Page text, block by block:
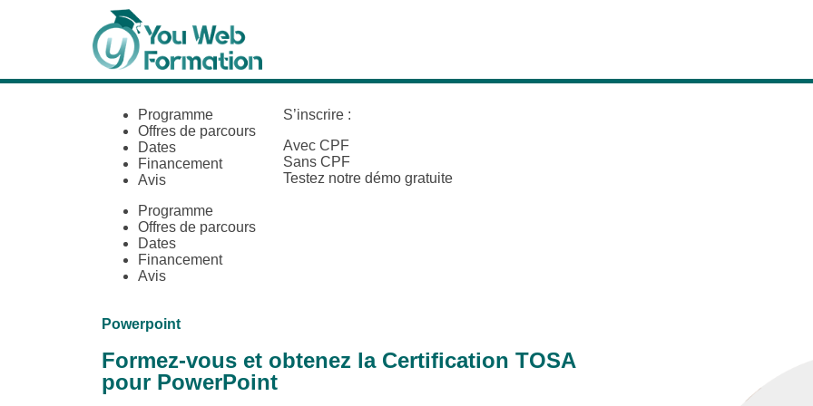
Programme
Offres de parcours
Dates
Financement
Avis
Programme
Offres de parcours
Dates
Financement
Avis
S’inscrire :
Avec CPF
Sans CPF
Testez notre démo gratuite
Powerpoint
Formez-vous et obtenez la Certification TOSA
pour PowerPoint